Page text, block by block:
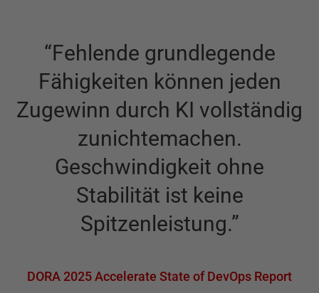
“Fehlende grundlegende
Fähigkeiten können jeden
Zugewinn durch KI vollständig
zunichtemachen.
Geschwindigkeit ohne
Stabilität ist keine
Spitzenleistung.”
DORA 2025 Accelerate State of DevOps Report